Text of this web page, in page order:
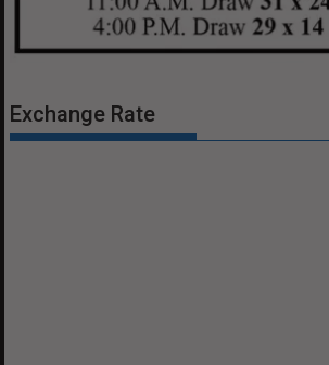
Exchange Rate